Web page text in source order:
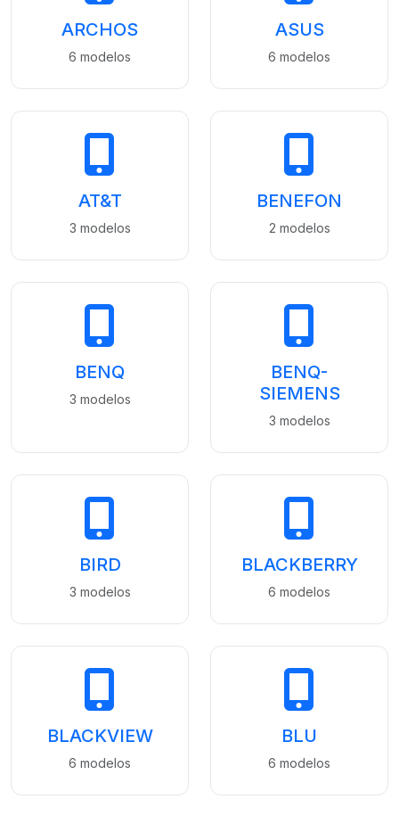
ARCHOS
6 modelos
ASUS
6 modelos
AT&T
3 modelos
BENEFON
2 modelos
BENQ
3 modelos
BENQ-
SIEMENS
3 modelos
BIRD
3 modelos
BLACKBERRY
6 modelos
BLACKVIEW
6 modelos
BLU
6 modelos